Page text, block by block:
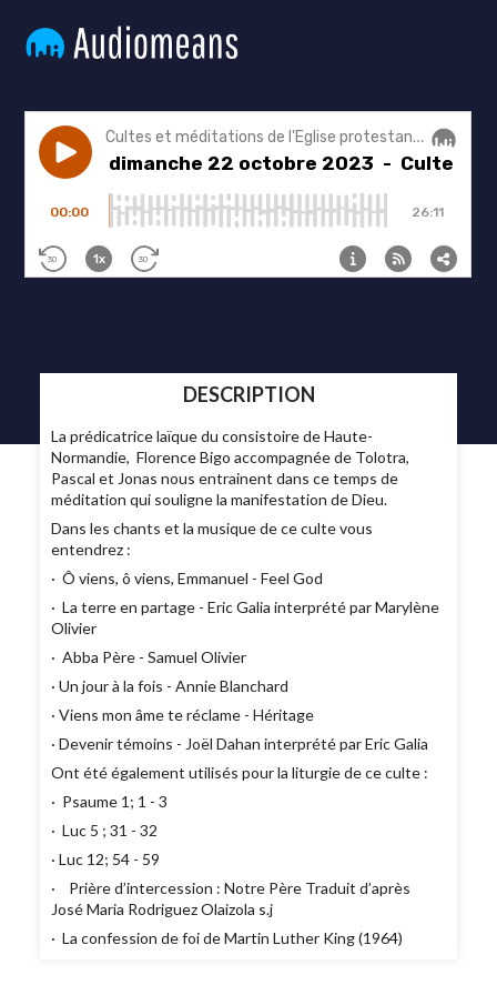
DESCRIPTION
La prédicatrice laïque du consistoire de Haute-
Normandie, Florence Bigo accompagnée de Tolotra,
Pascal et Jonas nous entrainent dans ce temps de
méditation qui souligne la manifestation de Dieu.
Dans les chants et la musique de ce culte vous
entendrez :
· Ô viens, ô viens, Emmanuel - Feel God
· La terre en partage - Eric Galia interprété par Marylène
Olivier
· Abba Père - Samuel Olivier
· Un jour à la fois - Annie Blanchard
· Viens mon âme te réclame - Héritage
· Devenir témoins - Joël Dahan interprété par Eric Galia
Ont été également utilisés pour la liturgie de ce culte :
· Psaume 1; 1 - 3
· Luc 5 ; 31 - 32
· Luc 12; 54 - 59
· Prière d’intercession : Notre Père Traduit d’après
José Maria Rodriguez Olaizola s.j
· La confession de foi de Martin Luther King (1964)